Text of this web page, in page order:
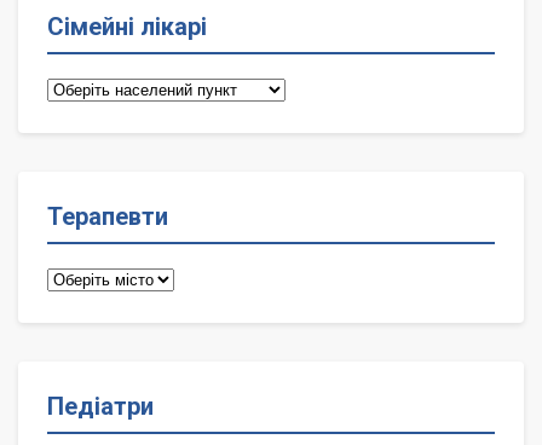
Сімейні лікарі
Сімейні
Терапевти
Терапевти
Педіатри